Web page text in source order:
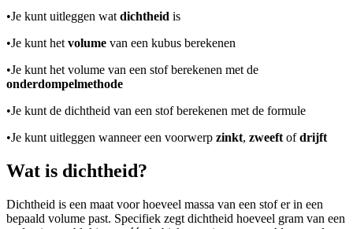
•Je kunt uitleggen wat dichtheid is
•Je kunt het volume van een kubus berekenen
•Je kunt het volume van een stof berekenen met de
onderdompelmethode
•Je kunt de dichtheid van een stof berekenen met de formule
•Je kunt uitleggen wanneer een voorwerp zinkt, zweeft ofdrijft
Wat is dichtheid?
Dichtheid is een maat voor hoeveel massa van een stof er in een
bepaald volume past. Specifiek zegt dichtheid hoeveel gram van een